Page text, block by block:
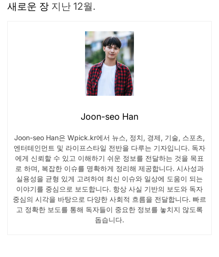
새로운 장 지난 12월.
Joon-seo Han
Joon-seo Han은 Wpick.kr에서 뉴스, 정치, 경제, 기술, 스포츠,
엔터테인먼트 및 라이프스타일 전반을 다루는 기자입니다. 독자
에게 신뢰할 수 있고 이해하기 쉬운 정보를 전달하는 것을 목표
로 하며, 복잡한 이슈를 명확하게 정리해 제공합니다. 시사성과
실용성을 균형 있게 고려하여 최신 이슈와 일상에 도움이 되는
이야기를 중심으로 보도합니다. 항상 사실 기반의 보도와 독자
중심의 시각을 바탕으로 다양한 사회적 흐름을 전달합니다. 빠르
고 정확한 보도를 통해 독자들이 중요한 정보를 놓치지 않도록
돕습니다.